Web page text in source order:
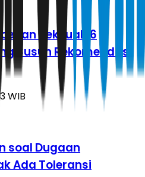
Seksual 16
Susun Rekomendasi
WIB
soal Dugaan
Ada Toleransi